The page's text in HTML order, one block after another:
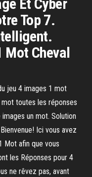
Et Cyber
Top 7.
Mot Cheval
jeu 4 images 1 mot
toutes les réponses
un mot. Solution
Ici vous avez
Mot afin que vous
les Réponses pour 4
ne rêvez pas, avant